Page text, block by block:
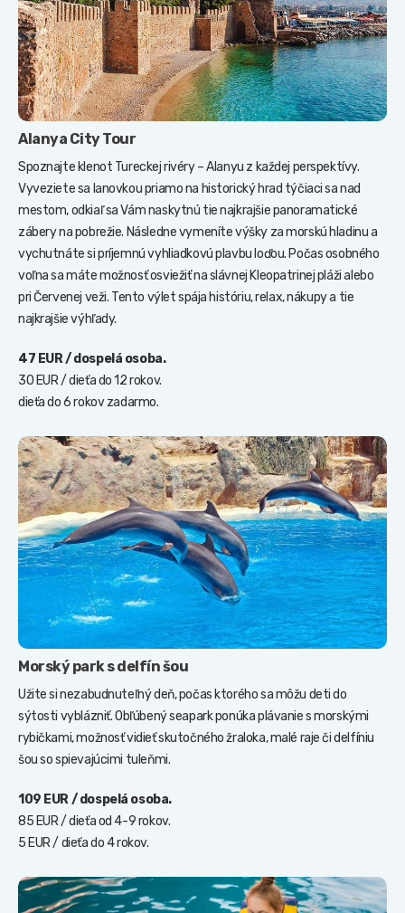
Alanya City Tour
Spoznajte klenot Tureckej rivéry – Alanyu z každej perspektívy.
Vyveziete sa lanovkou priamo na historický hrad týčiaci sa nad
mestom, odkiaľ sa Vám naskytnú tie najkrajšie panoramatické
zábery na pobrežie. Následne vymeníte výšky za morskú hladinu a
vychutnáte si príjemnú vyhliadkovú plavbu loďou. Počas osobného
voľna sa máte možnosť osviežiť na slávnej Kleopatrinej pláži alebo
pri Červenej veži. Tento výlet spája históriu, relax, nákupy a tie
najkrajšie výhľady.
47 EUR / dospelá osoba.
30 EUR / dieťa do 12 rokov.
dieťa do 6 rokov zadarmo.
Morský park s delfín šou
Užite si nezabudnuteľný deň, počas ktorého sa môžu deti do
sýtosti vyblázniť. Obľúbený seapark ponúka plávanie s morskými
rybičkami, možnosť vidieť skutočného žraloka, malé raje či delfíniu
šou so spievajúcimi tuleňmi.
109 EUR / dospelá osoba.
85 EUR / dieťa od 4-9 rokov.
5 EUR / dieťa do 4 rokov.